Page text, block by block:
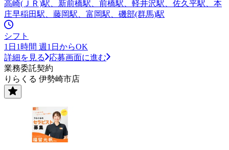
高崎(ＪＲ)駅、新前橋駅、前橋駅、軽井沢駅、佐久平駅、本
庄早稲田駅、藤岡駅、富岡駅、磯部(群馬)駅
シフト
1日1時間 週1日からOK
詳細を見る
応募画面に進む
業務委託契約
りらくる 伊勢崎市店